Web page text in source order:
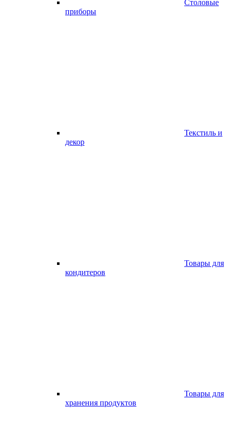
Столовые
приборы
Текстиль и
декор
Товары для
кондитеров
Товары для
хранения продуктов